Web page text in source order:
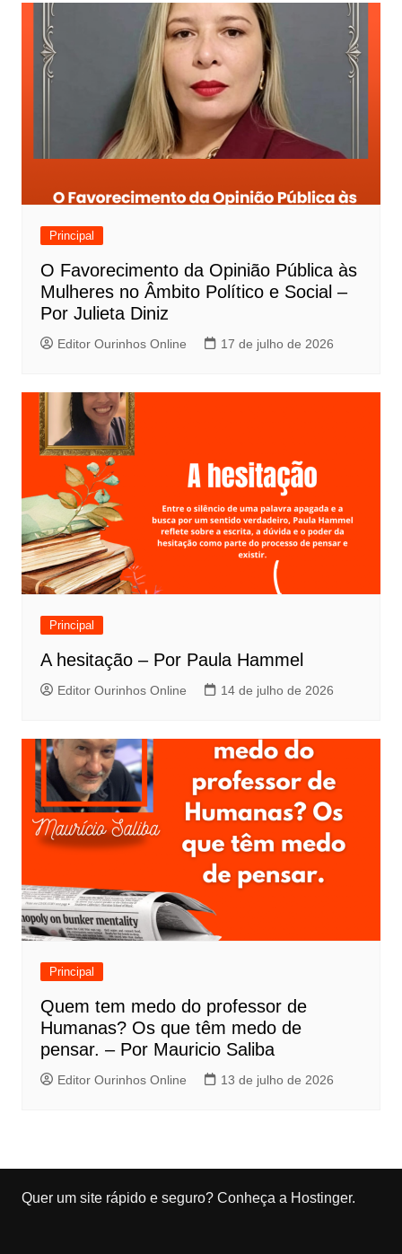
Principal
O Favorecimento da Opinião Pública às
Mulheres no Âmbito Político e Social –
Por Julieta Diniz
Editor Ourinhos Online 17 de julho de 2026
Principal
A hesitação – Por Paula Hammel
Editor Ourinhos Online 14 de julho de 2026
Principal
Quem tem medo do professor de
Humanas? Os que têm medo de
pensar. – Por Mauricio Saliba
Editor Ourinhos Online 13 de julho de 2026
Quer um site rápido e seguro? Conheça a Hostinger.